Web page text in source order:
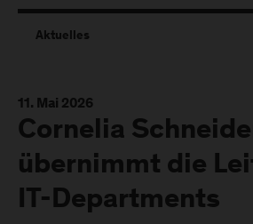
Aktuelles
11. Mai 2026
Cornelia
übernimmt die
IT-Departments